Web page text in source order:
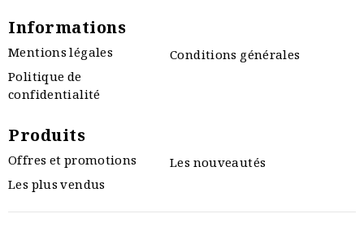
Informations
Mentions légales
Conditions générales
Politique de
confidentialité
Produits
Offres et promotions
Les nouveautés
Les plus vendus